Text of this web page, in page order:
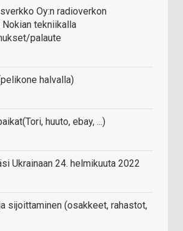
Oy:n radioverkon
tekniikalla
palaute
halvalla)
huuto, ebay, ...)
Ukrainaan 24. helmikuuta 2022
sijoittaminen (osakkeet, rahastot,